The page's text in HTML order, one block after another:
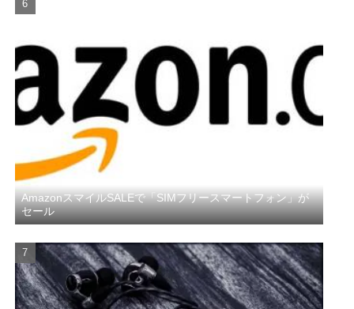
AmazonスマイルSALEで「SIMフリースマートフォン」が
セール